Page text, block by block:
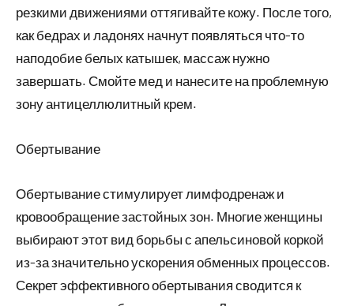
резкими движениями оттягивайте кожу. После того,
как бедрах и ладонях начнут появляться что-то
наподобие белых катышек, массаж нужно
завершать. Смойте мед и нанесите на проблемную
зону антицеллюлитный крем.
Обертывание
Обертывание стимулирует лимфодренаж и
кровообращение застойных зон. Многие женщины
выбирают этот вид борьбы с апельсиновой коркой
из-за значительно ускорения обменных процессов.
Секрет эффективного обертывания сводится к